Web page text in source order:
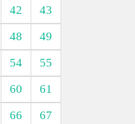
42
43
48
49
54
55
60
61
66
67